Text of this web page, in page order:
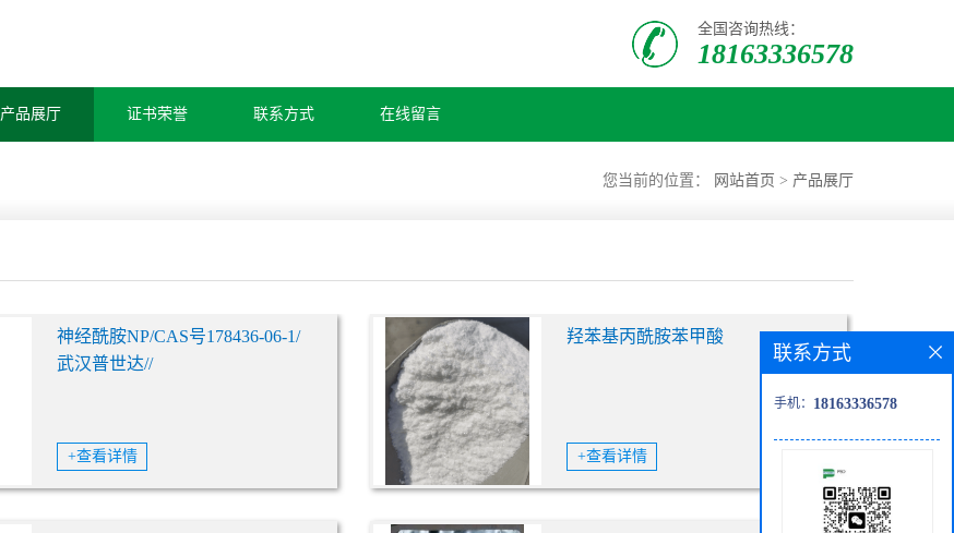
全国咨询热线：
18163336578
产品展厅 证书荣誉 联系方式 在线留言
您当前的位置： 网站首页 > 产品展厅
神经酰胺NP/CAS号178436-06-1/
武汉普世达//
+查看详情
羟苯基丙酰胺苯甲酸
+查看详情
联系方式
手机： 18163336578